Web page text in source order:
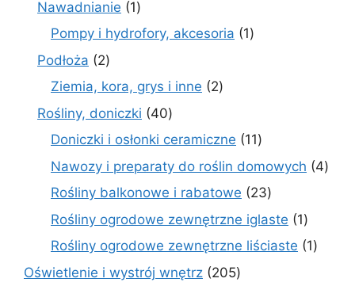
Nawadnianie 11
produkt
Pompy i hydrofory, akcesoria 11
Podłoża 22
Ziemia, kora, grys i inne 22
Rośliny, doniczki 4040
produktów
Doniczki i osłonki ceramiczne 1111
produktów
Nawozy i preparaty do roślin domowych 44
Rośliny balkonowe i rabatowe 2323
produkty
Rośliny ogrodowe zewnętrzne iglaste 11
produkt
Rośliny ogrodowe zewnętrzne liściaste 11
Oświetlenie i wystrój wnętrz 205205